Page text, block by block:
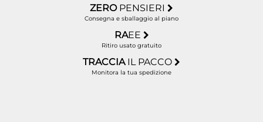
ZERO PENSIERI
Consegna e sballaggio al piano
RAEE
Ritiro usato gratuito
TRACCIA IL PACCO
Monitora la tua spedizione